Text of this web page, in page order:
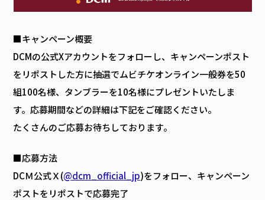
■キャンペーン概要
DCMの公式Xアカウントをフォローし、キャンペーンポスト
をリポストした方に抽選でムビチケオンライン一般券を50
組100名様、タンブラーを10名様にプレゼントいたしま
す。応募期間などの詳細は下記をご確認ください。
たくさんのご応募お待ちしております。
■応募方法
DCＭ公式Ｘ(@dcm_official_jp)をフォロー、キャンペーン
ポストをリポストで応募完了